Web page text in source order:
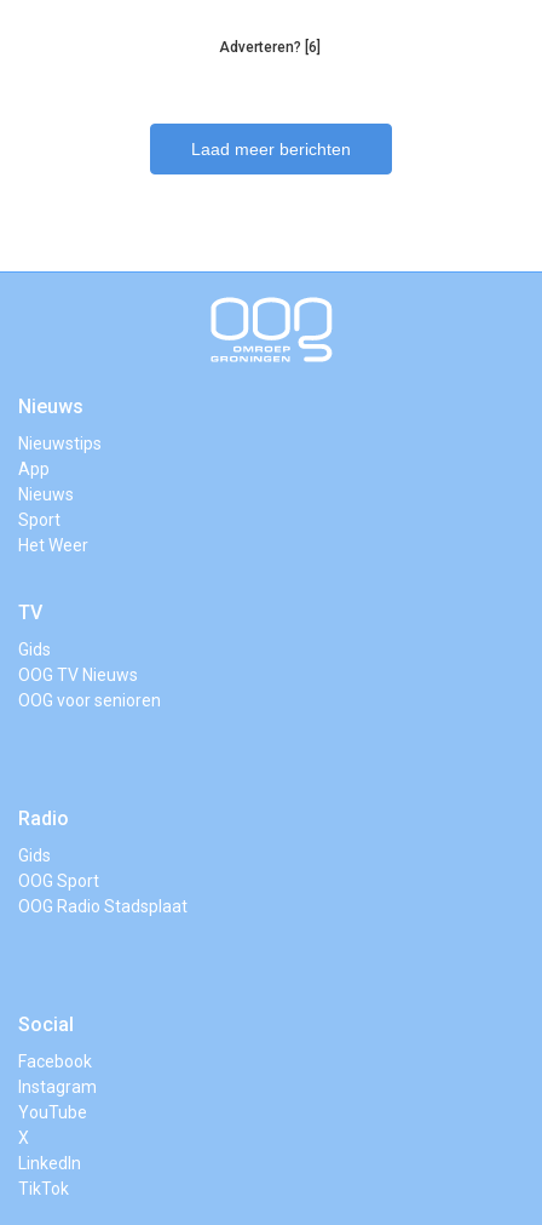
Adverteren? [6]
Laad meer berichten
Nieuws
Nieuwstips
App
Nieuws
Sport
Het Weer
TV
Gids
OOG TV Nieuws
OOG voor senioren
Radio
Gids
OOG Sport
OOG Radio Stadsplaat
Social
Facebook
Instagram
YouTube
X
LinkedIn
TikTok